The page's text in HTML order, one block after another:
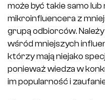
może być takie samo
mikroinfluencera z
grupą odbiorców.
wśród mniejszych
którzy mają niejako
ponieważ wiedza w
im popularność i